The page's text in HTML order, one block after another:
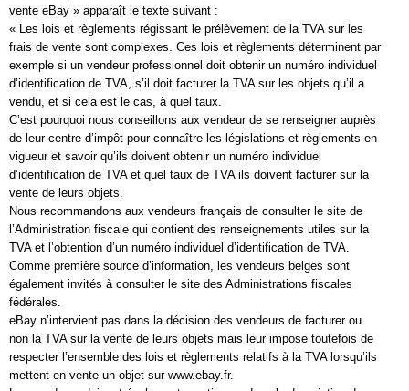
vente eBay » apparaît le texte suivant :
« Les lois et règlements régissant le prélèvement de la TVA sur les
frais de vente sont complexes. Ces lois et règlements déterminent par
exemple si un vendeur professionnel doit obtenir un numéro individuel
d’identification de TVA, s’il doit facturer la TVA sur les objets qu’il a
vendu, et si cela est le cas, à quel taux.
C’est pourquoi nous conseillons aux vendeur de se renseigner auprès
de leur centre d’impôt pour connaître les législations et règlements en
vigueur et savoir qu’ils doivent obtenir un numéro individuel
d’identification de TVA et quel taux de TVA ils doivent facturer sur la
vente de leurs objets.
Nous recommandons aux vendeurs français de consulter le site de
l’Administration fiscale qui contient des renseignements utiles sur la
TVA et l’obtention d’un numéro individuel d’identification de TVA.
Comme première source d’information, les vendeurs belges sont
également invités à consulter le site des Administrations fiscales
fédérales.
eBay n’intervient pas dans la décision des vendeurs de facturer ou
non la TVA sur la vente de leurs objets mais leur impose toutefois de
respecter l’ensemble des lois et règlements relatifs à la TVA lorsqu’ils
mettent en vente un objet sur www.ebay.fr.